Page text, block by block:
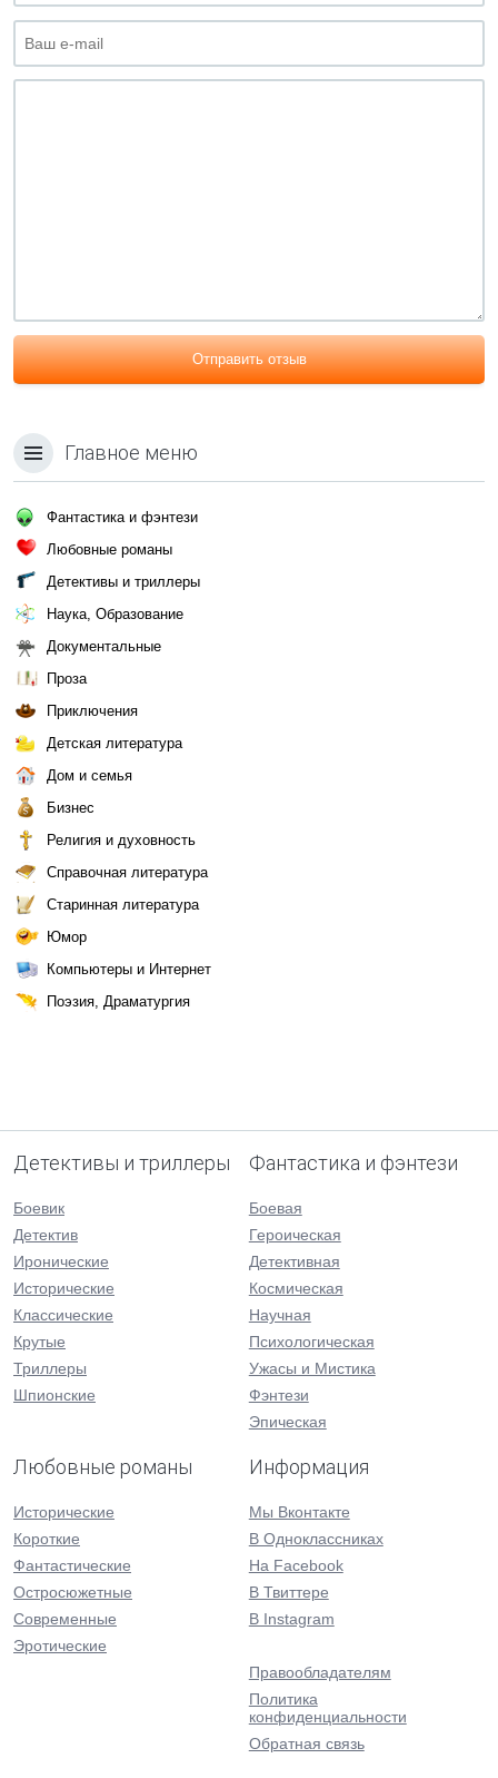
Отправить отзыв
Главное меню
Фантастика и фэнтези
Любовные романы
Детективы и триллеры
Наука, Образование
Документальные
Проза
Приключения
Детская литература
Дом и семья
Бизнес
Религия и духовность
Справочная литература
Старинная литература
Юмор
Компьютеры и Интернет
Поэзия, Драматургия
Детективы и триллеры
Боевик
Детектив
Иронические
Исторические
Классические
Крутые
Триллеры
Шпионские
Фантастика и фэнтези
Боевая
Героическая
Детективная
Космическая
Научная
Психологическая
Ужасы и Мистика
Фэнтези
Эпическая
Любовные романы
Исторические
Короткие
Фантастические
Остросюжетные
Современные
Эротические
Информация
Мы Вконтакте
В Одноклассниках
На Facebook
В Твиттере
В Instagram
Правообладателям
Политика
конфиденциальности
Обратная связь